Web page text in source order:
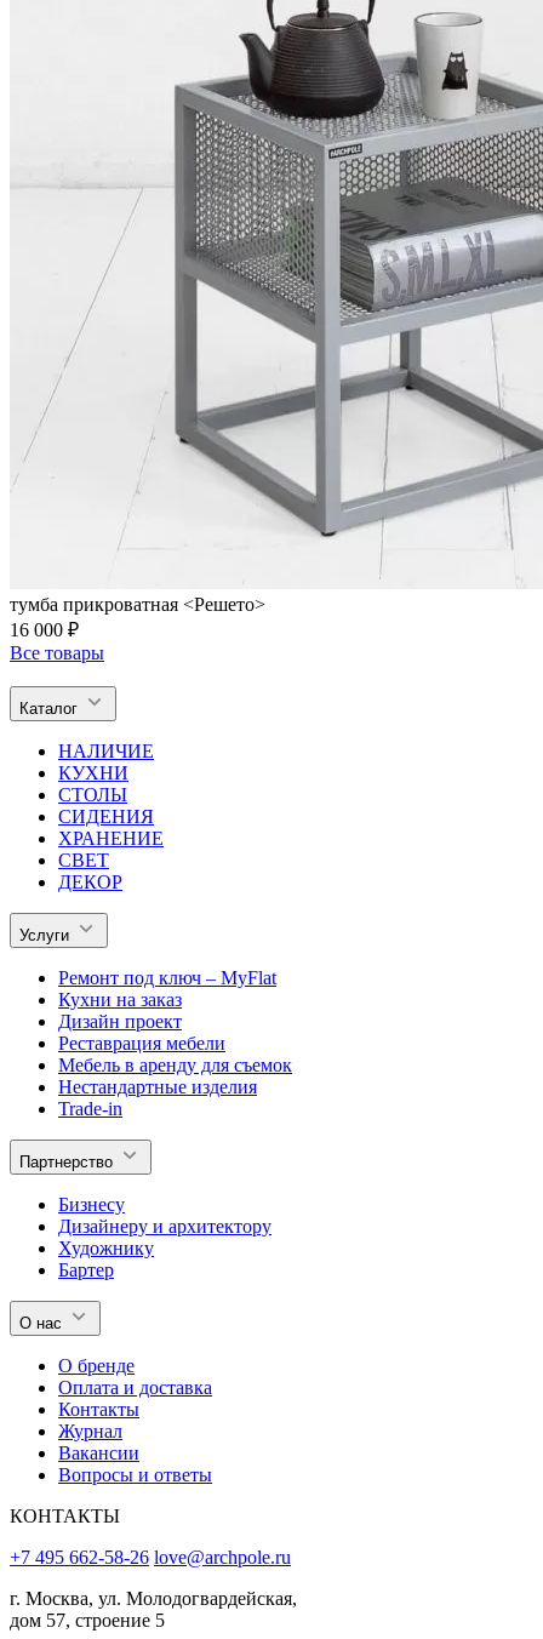
тумба прикроватная <Решето>
16 000 ₽
Все товары
Каталог
НАЛИЧИЕ
КУХНИ
СТОЛЫ
СИДЕНИЯ
ХРАНЕНИЕ
СВЕТ
ДЕКОР
Услуги
Ремонт под ключ – MyFlat
Кухни на заказ
Дизайн проект
Реставрация мебели
Мебель в аренду для съемок
Нестандартные изделия
Trade-in
Партнерство
Бизнесу
Дизайнеру и архитектору
Художнику
Бартер
О нас
О бренде
Оплата и доставка
Контакты
Журнал
Вакансии
Вопросы и ответы
КОНТАКТЫ
+7 495 662-58-26 love@archpole.ru
г. Москва, ул. Молодогвардейская,
дом 57, строение 5